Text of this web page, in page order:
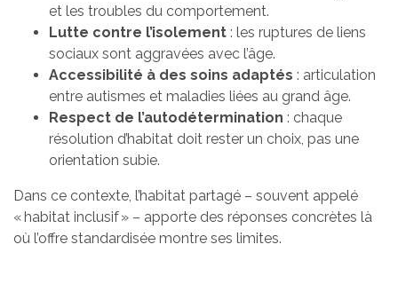
et les troubles du comportement.
Lutte contre l’isolement : les ruptures de liens
sociaux sont aggravées avec l’âge.
Accessibilité à des soins adaptés : articulation
entre autismes et maladies liées au grand âge.
Respect de l’autodétermination : chaque
résolution d’habitat doit rester un choix, pas une
orientation subie.
Dans ce contexte, l’habitat partagé – souvent appelé
« habitat inclusif » – apporte des réponses concrètes là
où l’offre standardisée montre ses limites.